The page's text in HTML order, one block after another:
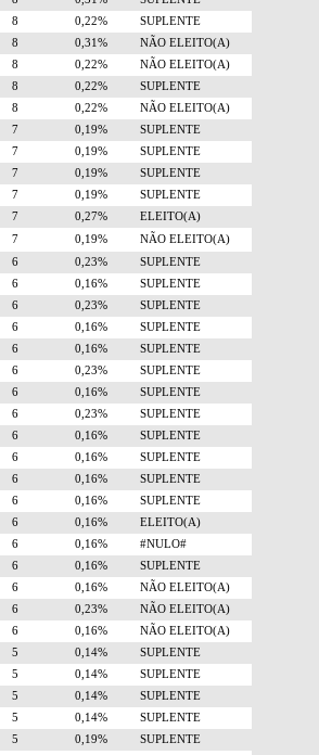
8 0,22%
SUPLENTE
8 0,31%
NÃO ELEITO(A)
8 0,22%
NÃO ELEITO(A)
8 0,22%
SUPLENTE
8 0,22%
NÃO ELEITO(A)
7 0,19%
SUPLENTE
7 0,19%
SUPLENTE
7 0,19%
SUPLENTE
7 0,19%
SUPLENTE
7 0,27%
ELEITO(A)
7 0,19%
NÃO ELEITO(A)
6 0,23%
SUPLENTE
6 0,16%
SUPLENTE
6 0,23%
SUPLENTE
6 0,16%
SUPLENTE
6 0,16%
SUPLENTE
6 0,23%
SUPLENTE
6 0,16%
SUPLENTE
6 0,23%
SUPLENTE
6 0,16%
SUPLENTE
6 0,16%
SUPLENTE
6 0,16%
SUPLENTE
6 0,16%
SUPLENTE
6 0,16%
ELEITO(A)
6 0,16%
#NULO#
6 0,16%
SUPLENTE
6 0,16%
NÃO ELEITO(A)
6 0,23%
NÃO ELEITO(A)
6 0,16%
NÃO ELEITO(A)
5 0,14%
SUPLENTE
5 0,14%
SUPLENTE
5 0,14%
SUPLENTE
5 0,14%
SUPLENTE
5 0,19% SUPLENTE